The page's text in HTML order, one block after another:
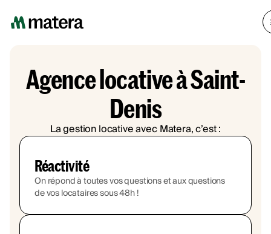
Agence locative à Saint-
Denis
La gestion locative avec Matera, c’est :
Réactivité
On répond à toutes vos questions et aux questions
de vos locataires sous 48h !